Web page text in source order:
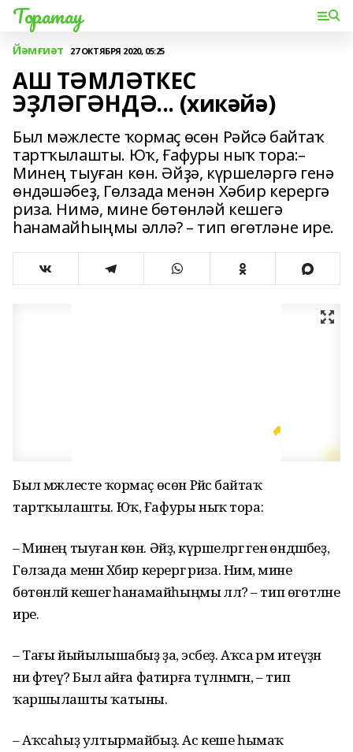
Торатау
Йәмғиәт 27 ОКТЯБРЯ 2020, 05:25
АШ ТӘМЛӘТКЕС
ЭҘЛӘГӘНДӘ... (хикәйә)
Был мәжлесте ҡормаҫ өсөн Рәйсә байтаҡ
тартҡылашты. Юҡ, Ғафуры ныҡ тора:–
Минең тыуған көн. Әйҙә, күршеләргә генә
өндәшәбеҙ, Гөлзада менән Хәбир керергә
риза. Нимә, мине бөтөнләй кешегә
һанамайһыңмы әллә? – тип өгөтләне ире.
Был мәжлесте ҡормаҫ өсөн Рәйсә байтаҡ
тартҡылашты. Юҡ, Ғафуры ныҡ тора:
– Минең тыуған көн. Әйҙә, күршеләргә генә өндәшәбеҙ,
Гөлзада менән Хәбир керергә риза. Нимә, мине
бөтөнләй кешегә һанамайһыңмы әллә? – тип өгөтләне
ире.
– Тағы йыйылышабыҙ ҙа, эсәбеҙ. Аҡса әрәм итеүҙән
ни фәтеүә? Был айға фатирға түләнмәгән, – тип
ҡаршылашты ҡатыны.
– Аҡсаһыҙ ултырмайбыҙ. Ас кеше һымаҡ